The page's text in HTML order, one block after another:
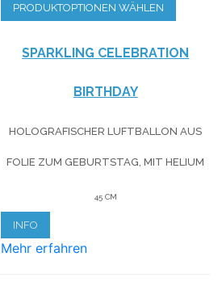
PRODUKTOPTIONEN WÄHLEN
SPARKLING CELEBRATION
BIRTHDAY
HOLOGRAFISCHER LUFTBALLON AUS
FOLIE ZUM GEBURTSTAG , MIT HELIUM
45 CM
INFO
Mehr erfahren